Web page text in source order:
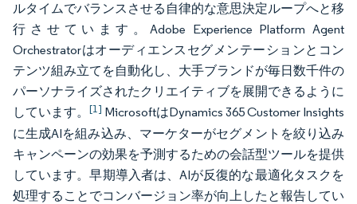
ルタイムでバランスさせる自律的な意思決定ループへと移
行させています。Adobe Experience Platform Agent
Orchestratorはオーディエンスセグメンテーションとコン
テンツ組み立てを自動化し、大手ブランドが毎日数千件の
パーソナライズされたクリエイティブを展開できるように
しています。 [1] MicrosoftはDynamics 365 Customer Insights
に生成AIを組み込み、マーケターがセグメントを絞り込み
キャンペーンの効果を予測するための会話型ツールを提供
しています。早期導入者は、AIが反復的な最適化タスクを
処理することでコンバージョン率が向上したと報告してい